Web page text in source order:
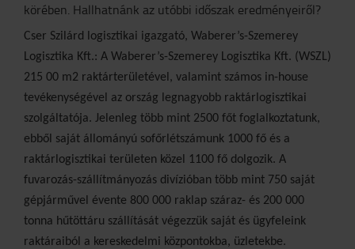
körében. Hallhatnánk az utóbbi időszak eredményeiről?
Cser Szilárd logisztikai igazgató, Waberer’s-Szemerey
Logisztika Kft.: A Waberer’s-Szemerey Logisztika Kft. (WSZL)
215 00 m2 raktárterületével, valamint számos in-house
tevékenységével az ország legnagyobb raktárlogisztikai
szolgáltatója. Jelenleg több mint 2500 főt foglalkoztatunk,
ebből saját állományú sofőrlétszámunk 1000 fő és a
raktárlogisztikai területen közel 1100 fő dolgozik. A
fuvarozás-szállítmányozás divízióban több mint 750 saját
gépjárművel évente 800 000 raklap száraz- és 200 000
tonna hűtöttáru szállítását végezzük saját és ügyfeleink
raktáraiból a kereskedelmi központokba, üzletekbe.